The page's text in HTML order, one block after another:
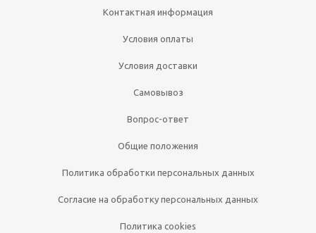
Контактная информация
Условия оплаты
Условия доставки
Самовывоз
Вопрос-ответ
Общие положения
Политика обработки персональных данных
Согласие на обработку персональных данных
Политика cookies